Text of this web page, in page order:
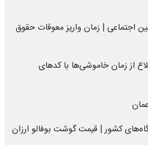
اجتماعی | زمان واریز معوقات حقوق
از زمان خاموشی‌ها با کدهای
کشور | قیمت گوشت بوفالو ارزان